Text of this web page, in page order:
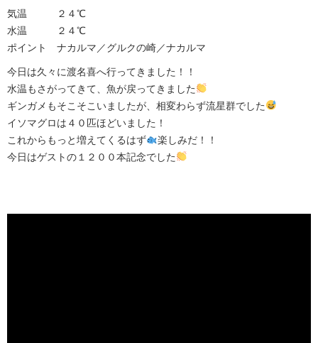
気温 ２４℃
水温 ２４℃
ポイント ナカルマ／グルクの崎／ナカルマ
今日は久々に渡名喜へ行ってきました！！
水温もさがってきて、魚が戻ってきました
ギンガメもそこそこいましたが、相変わらず流星群でした
イソマグロは４０匹ほどいました！
これからもっと増えてくるはず
楽しみだ！！
今日はゲストの１２００本記念でした